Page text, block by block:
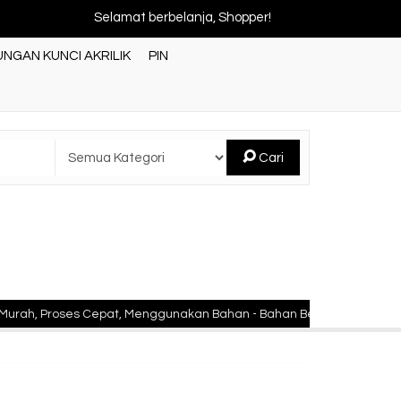
Selamat berbelanja, Shopper!
KUNCI AKRILIK PIN
Cari
Cepat, Menggunakan Bahan - Bahan Berkualitas Standar